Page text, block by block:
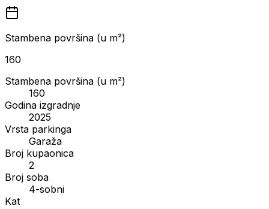
Stambena površina (u m²)
160
Stambena površina (u m²)
160
Godina izgradnje
2025
Vrsta parkinga
Garaža
Broj kupaonica
2
Broj soba
4-sobni
Kat